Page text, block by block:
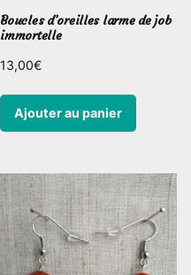
Boucles d’oreilles larme de job
immortelle
13,00€
Ajouter au panier